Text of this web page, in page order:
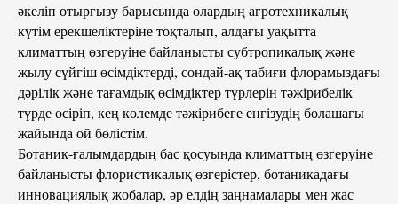
әкеліп отырғызу барысында олардың агротехникалық
күтім ерекшеліктеріне тоқталып, алдағы уақытта
климаттың өзгеруіне байланысты субтропикалық және
жылу сүйгіш өсімдіктерді, сондай-ақ табиғи флорамыздағы
дәрілік және тағамдық өсімдіктер түрлерін тәжірибелік
түрде өсіріп, кең көлемде тәжірибеге енгізудің болашағы
жайында ой бөлістім.
Ботаник-ғалымдардың бас қосуында климаттың өзгеруіне
байланысты флористикалық өзгерістер, ботаникадағы
инновациялық жобалар, әр елдің заңнамалары мен жас